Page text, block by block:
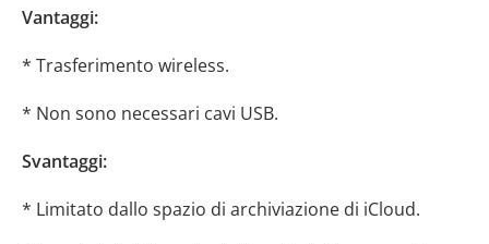
Vantaggi:
* Trasferimento wireless.
* Non sono necessari cavi USB.
Svantaggi:
* Limitato dallo spazio di archiviazione di iCloud.